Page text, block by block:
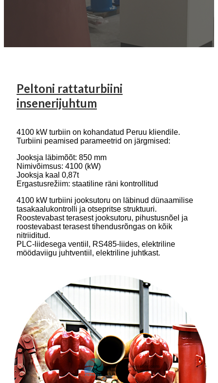
Peltoni rattaturbiini
insenerijuhtum
4100 kW turbiin on kohandatud Peruu kliendile.
Turbiini peamised parameetrid on järgmised:
Jooksja läbimõõt: 850 mm
Nimivõimsus: 4100 (kW)
Jooksja kaal 0,87t
Ergastusrežiim: staatiline räni kontrollitud
4100 kW turbiini jooksutoru on läbinud dünaamilise
tasakaalukontrolli ja otsepritse struktuuri.
Roostevabast terasest jooksutoru, pihustusnõel ja
roostevabast terasest tihendusrõngas on kõik
nitriiditud.
PLC-liidesega ventiil, RS485-liides, elektriline
möödaviigu juhtventiil, elektriline juhtkast.